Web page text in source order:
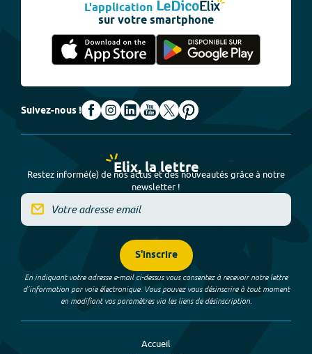
L'application
sur votre smartphone
Suivez-nous !
Elix, la lettre
Restez informé(e) de nos actus et des nouveautés grâce à notre
newsletter !
S'inscrire
En indiquant votre adresse e-mail ci-dessus vous consentez à recevoir notre lettre
d’information par voie électronique. Vous pouvez vous désinscrire à tout moment
en modifiant vos paramètres via les liens de désinscription.
Accueil